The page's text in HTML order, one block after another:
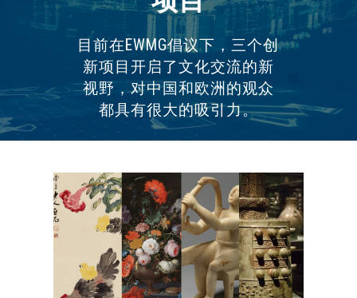
目前在EWMG倡议下，三个创
新项目开启了文化交流的新
视野，对中国和欧洲的观众
都具有很大的吸引力。